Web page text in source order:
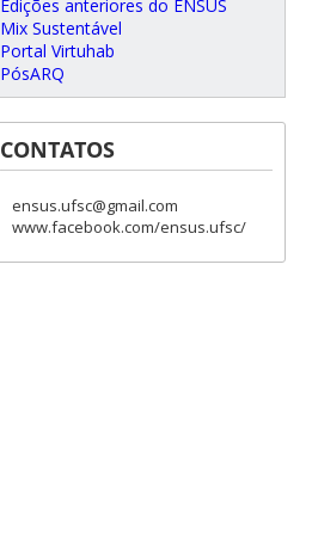
Edições anteriores do ENSUS
Mix Sustentável
Portal Virtuhab
PósARQ
CONTATOS
ensus.ufsc@gmail.com
www.facebook.com/ensus.ufsc/